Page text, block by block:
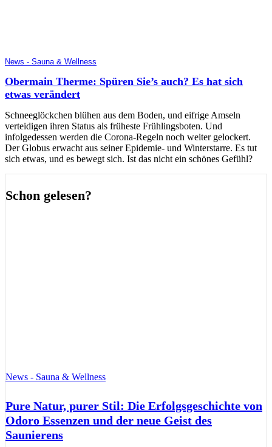
News - Sauna & Wellness
Obermain Therme: Spüren Sie’s auch? Es hat sich
etwas verändert
Schneeglöckchen blühen aus dem Boden, und eifrige Amseln
verteidigen ihren Status als früheste Frühlingsboten. Und
infolgedessen werden die Corona-Regeln noch weiter gelockert.
Der Globus erwacht aus seiner Epidemie- und Winterstarre. Es tut
sich etwas, und es bewegt sich. Ist das nicht ein schönes Gefühl?
Schon gelesen?
News - Sauna & Wellness
Pure Natur, purer Stil: Die Erfolgsgeschichte von
Odoro Essenzen und der neue Geist des
Saunierens